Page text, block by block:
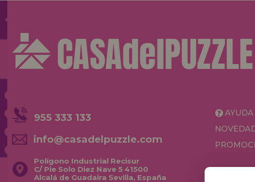
955 333 133
info@casadelpuzzle.com
Polígono Industrial Recisur
C/ Pie Solo Diez Nave 5 41500
Alcalá de Guadaira Sevilla, España
AYUDA